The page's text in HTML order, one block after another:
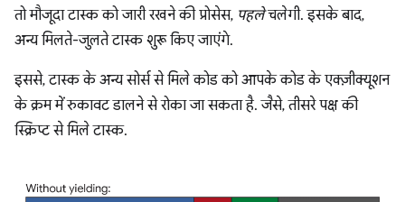
तो मौजूदा टास्क को जारी रखने की प्रोसेस, पहलेचलेगी. इसके बाद,
अन्य मिलते-जुलते टास्क शुरू किए जाएंगे.
इससे, टास्क के अन्य सोर्स से मिले कोड को आपके कोड के एक्ज़ीक्यूशन
के क्रम में रुकावट डालने से रोका जा सकता है. जैसे, तीसरे पक्ष की
स्क्रिप्ट से मिले टास्क.